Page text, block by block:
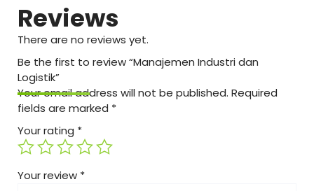
Reviews
There are no reviews yet.
Be the first to review “Manajemen Industri dan
Logistik”
Your email address will not be published. Required
fields are marked *
Your rating *
Your review *